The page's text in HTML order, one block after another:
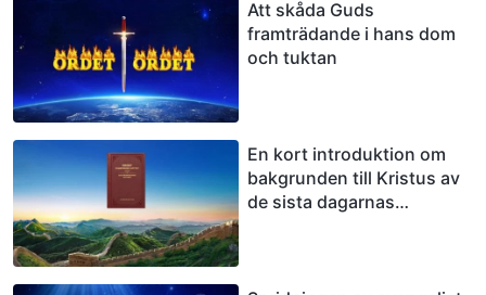
Att skåda Guds
framträdande i hans dom
och tuktan
En kort introduktion om
bakgrunden till Kristus av
de sista dagarnas